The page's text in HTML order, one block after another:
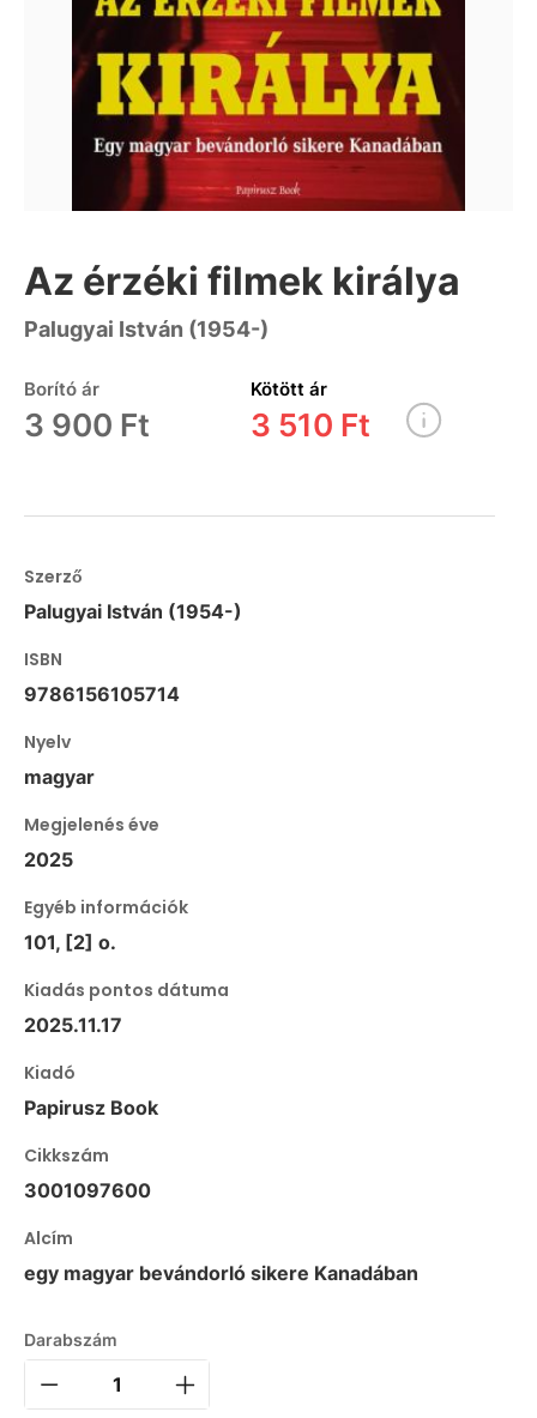
Az érzéki filmek királya
Palugyai István (1954-)
Borító ár
3 900 Ft
Kötött ár
3 510 Ft
Szerző
Palugyai István (1954-)
ISBN
9786156105714
Nyelv
magyar
Megjelenés éve
2025
Egyéb információk
101, [2] o.
Kiadás pontos dátuma
2025.11.17
Kiadó
Papirusz Book
Cikkszám
3001097600
Alcím
egy magyar bevándorló sikere Kanadában
Darabszám